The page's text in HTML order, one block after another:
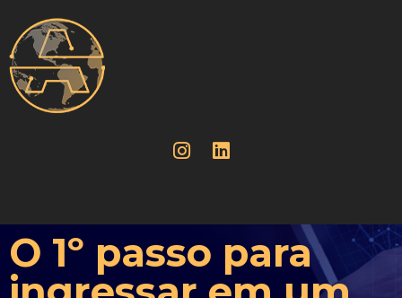
O 1º passo para